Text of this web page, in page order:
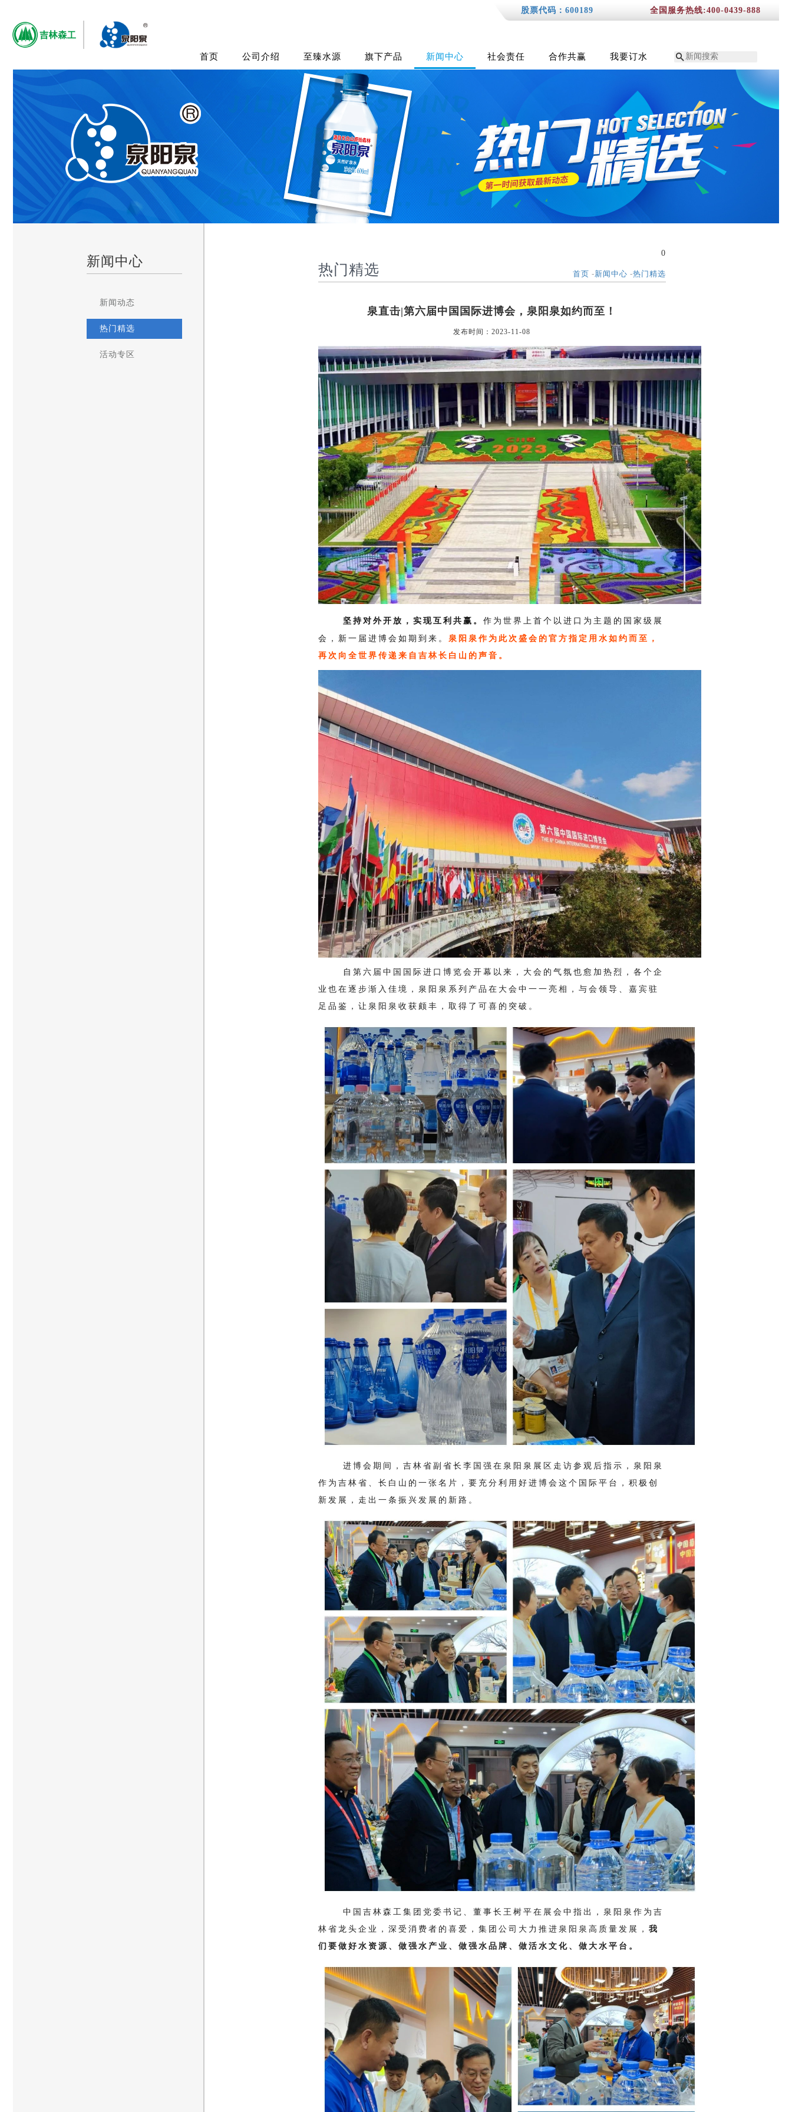
股票代码：600189 全国服务热线:400-0439-888
首页 公司介绍 至臻水源 旗下产品 新闻中心 社会责任 合作共赢 我要订水 
新闻中心
新闻动态
热门精选
活动专区
0
热门精选 首页 -新闻中心 -热门精选
泉直击|第六届中国国际进博会，泉阳泉如约而至！
发布时间：2023-11-08
坚持对外开放，实现互利共赢。 作为世界上首个以进口为主题的国家级展
会，新一届进博会如期到来。 泉阳泉作为此次盛会的官方指定用水如约而至，
再次向全世界传递来自吉林长白山的声音。
自第六届中国国际进口博览会开幕以来，大会的气氛也愈加热烈，各个企
业也在逐步渐入佳境， 泉阳泉系列产品在大会中一一亮相，与会领导、嘉宾驻
足品鉴，让泉阳泉收获颇丰，取得了可喜的突破。
进博会期间， 吉林省副省长李国强在 泉阳泉展区走访参观后指示，泉阳泉
作为吉林省、长白山的一张名片， 要充分利用好进博会这个国际平台，积极创
新发展，走出一条振兴发展的新路。
中国吉林森工集团党委书记、董事长王树平在展会中指出， 泉阳泉作为吉
林省龙头企业，深受消费者的喜爱，集团公司大力推进泉阳泉高质量发展， 我
们要做好水资源、做强水产业、做强水品牌、做活水文化、做大水平台。